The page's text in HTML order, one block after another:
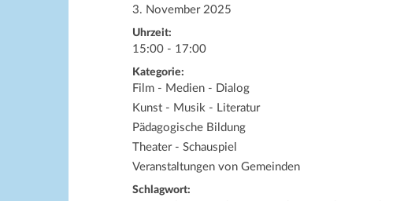
3. November 2025
Uhrzeit:
15:00 - 17:00
Kategorie:
Film - Medien - Dialog
Kunst - Musik - Literatur
Pädagogische Bildung
Theater - Schauspiel
Veranstaltungen von Gemeinden
Schlagwort: